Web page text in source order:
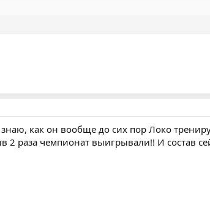
как он вообще до сих пор Локо
2 раза чемпионат выигрывали!! И состав